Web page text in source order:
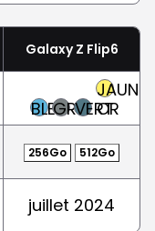
Galaxy Z Flip6
BLEUGRISVERT
JAUNE,
OR
256Go 512Go
juillet 2024